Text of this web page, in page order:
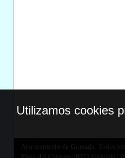
Ayuntamiento de Granada. Todos los
Utilizamos cookies